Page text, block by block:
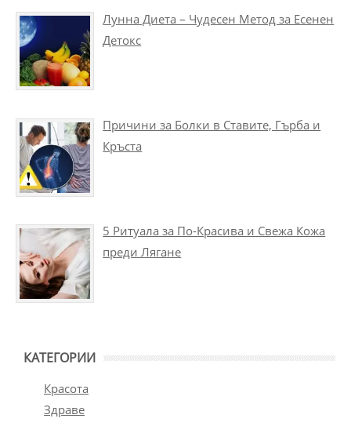
Лунна Диета – Чудесен Метод за Есенен
Детокс
Причини за Болки в Ставите, Гърба и
Кръста
5 Ритуала за По-Красива и Свежа Кожа
преди Лягане
КАТЕГОРИИ
Красота
Здраве